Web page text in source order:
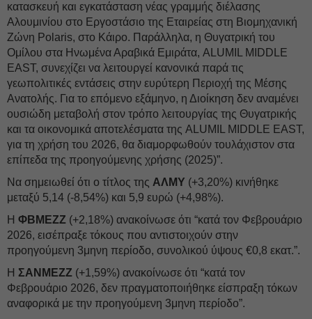
κατασκευή και εγκατάσταση νέας γραμμής διέλασης
Αλουμινίου στο Εργοστάσιο της Εταιρείας στη Βιομηχανική
Ζώνη Polaris, στο Κάιρο. Παράλληλα, η Θυγατρική του
Ομίλου στα Ηνωμένα Αραβικά Εμιράτα, ALUMIL MIDDLE
EAST, συνεχίζει να λειτουργεί κανονικά παρά τις
γεωπολιτικές εντάσεις στην ευρύτερη Περιοχή της Μέσης
Ανατολής. Για το επόμενο εξάμηνο, η Διοίκηση δεν αναμένει
ουσιώδη μεταβολή στον τρόπο λειτουργίας της Θυγατρικής
και τα οικονομικά αποτελέσματα της ALUMIL MIDDLE EAST,
για τη χρήση του 2026, θα διαμορφωθούν τουλάχιστον στα
επίπεδα της προηγούμενης χρήσης (2025)”.
Να σημειωθεί ότι ο τίτλος της ΑΛΜΥ (+3,20%) κινήθηκε
μεταξύ 5,14 (-8,54%) και 5,9 ευρώ (+4,98%).
Η ΦΒΜΕΖΖ (+2,18%) ανακοίνωσε ότι “κατά τον Φεβρουάριο
2026, εισέπραξε τόκους που αντιστοιχούν στην
προηγούμενη 3μηνη περίοδο, συνολικού ύψους €0,8 εκατ.”.
Η ΣΑΝΜΕΖΖ (+1,59%) ανακοίνωσε ότι “κατά τον
Φεβρουάριο 2026, δεν πραγματοποιήθηκε είσπραξη τόκων
αναφορικά με την προηγούμενη 3μηνη περίοδο”.